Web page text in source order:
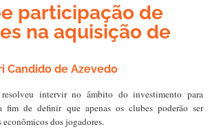
participação de
na aquisição de
Candido de Azevedo
resolveu intervir no âmbito do investimento para
fim de definir que apenas os clubes poderão ser
dos jogadores.